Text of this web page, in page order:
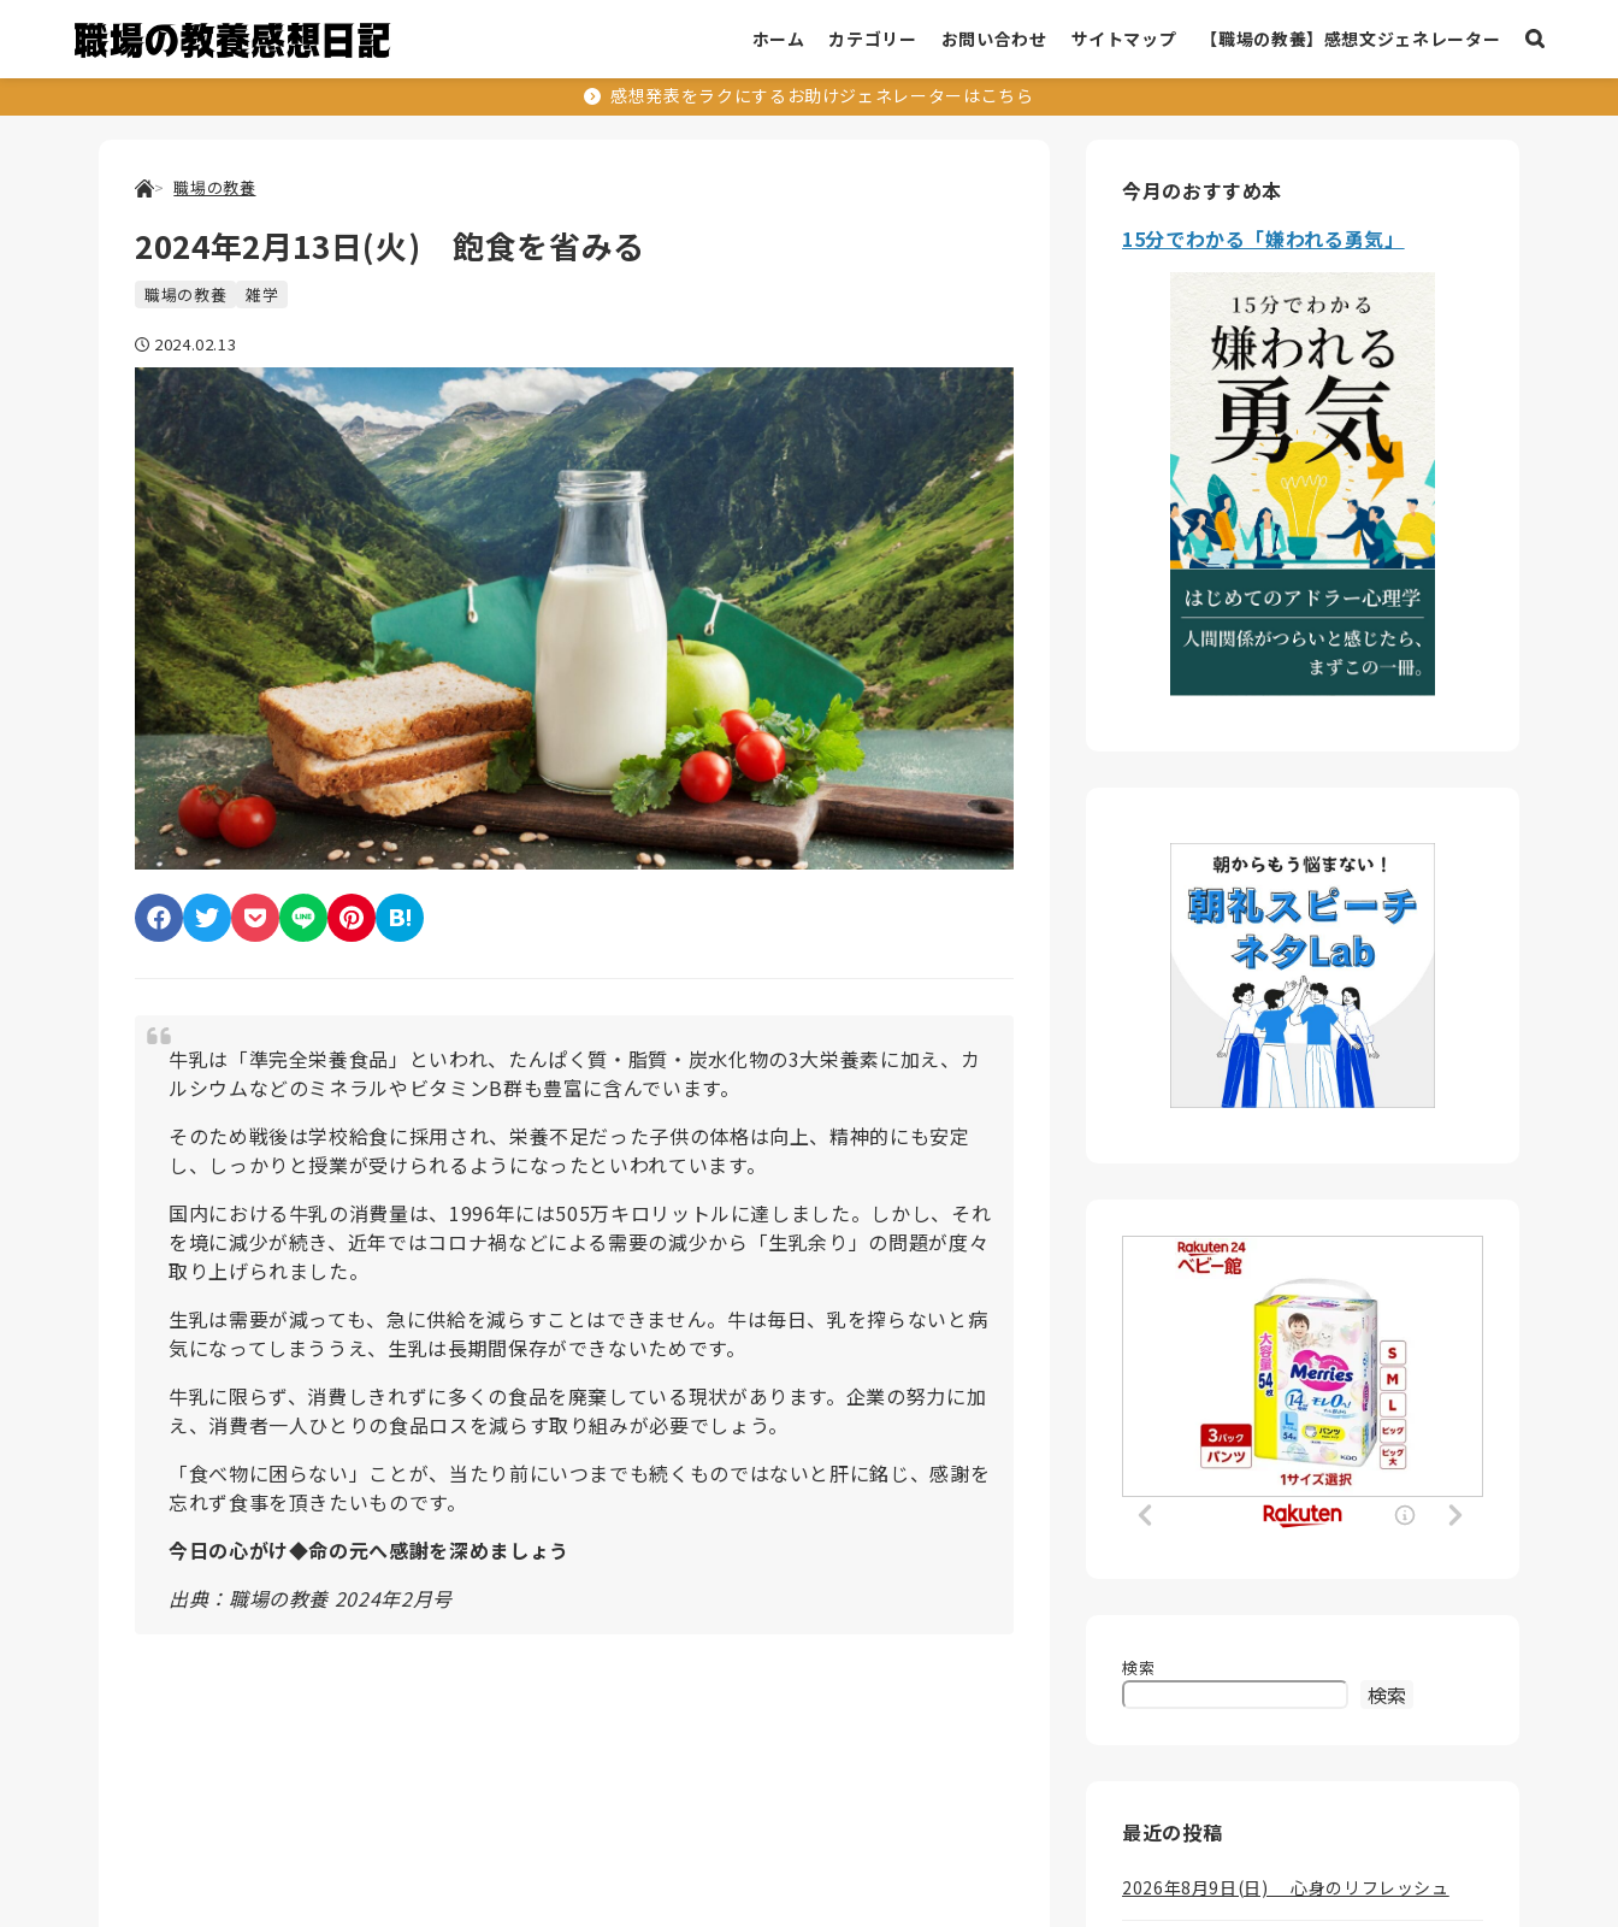
ホーム カテゴリー お問い合わせ サイトマップ 【職場の教養】感想文ジェネレーター
感想発表をラクにするお助けジェネレーターはこちら
職場の教養
2024年2月13日(火) 飽食を省みる
職場の教養 雑学
2024.02.13
牛乳は「準完全栄養食品」といわれ、たんぱく質・脂質・炭水化物の3大栄養素に加え、カ
ルシウムなどのミネラルやビタミンB群も豊富に含んでいます。
そのため戦後は学校給食に採用され、栄養不足だった子供の体格は向上、精神的にも安定
し、しっかりと授業が受けられるようになったといわれています。
国内における牛乳の消費量は、1996年には505万キロリットルに達しました。しかし、それ
を境に減少が続き、近年ではコロナ禍などによる需要の減少から「生乳余り」の問題が度々
取り上げられました。
生乳は需要が減っても、急に供給を減らすことはできません。牛は毎日、乳を搾らないと病
気になってしまううえ、生乳は長期間保存ができないためです。
牛乳に限らず、消費しきれずに多くの食品を廃棄している現状があります。企業の努力に加
え、消費者一人ひとりの食品ロスを減らす取り組みが必要でしょう。
「食べ物に困らない」ことが、当たり前にいつまでも続くものではないと肝に銘じ、感謝を
忘れず食事を頂きたいものです。
今日の心がけ◆命の元へ感謝を深めましょう
出典：職場の教養 2024年2月号
今月のおすすめ本
15分でわかる「嫌われる勇気」
検索
検索
最近の投稿
2026年8月9日(日) 心身のリフレッシュ